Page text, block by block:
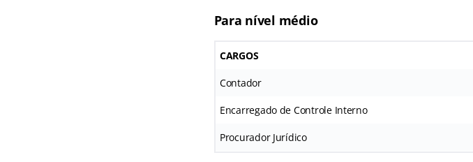
Para nível médio
CARGOS
Contador
Encarregado de Controle Interno
Procurador Jurídico